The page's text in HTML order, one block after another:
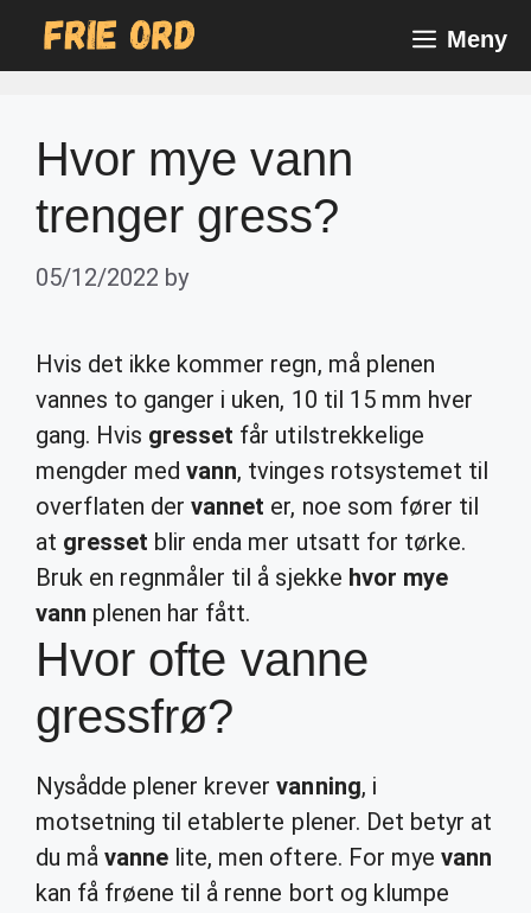
Meny
Hvor mye vann
trenger gress?
05/12/2022 by
Hvis det ikke kommer regn, må plenen
vannes to ganger i uken, 10 til 15 mm hver
gang. Hvis gresset får utilstrekkelige
mengder medvann, tvinges rotsystemet til
overflaten dervannet er, noe som fører til
at gresset blir enda mer utsatt for tørke.
Bruk en regnmåler til å sjekke hvor mye
vann plenen har fått.
Hvor ofte vanne
gressfrø?
Nysådde plener krevervanning, i
motsetning til etablerte plener. Det betyr at
du måvanne lite, men oftere. For mye vann
kan få frøene til å renne bort og klumpe